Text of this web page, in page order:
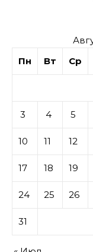
Пн
Вт Ср
3 4 5
10 11 12
17 18 19
24 25 26
31